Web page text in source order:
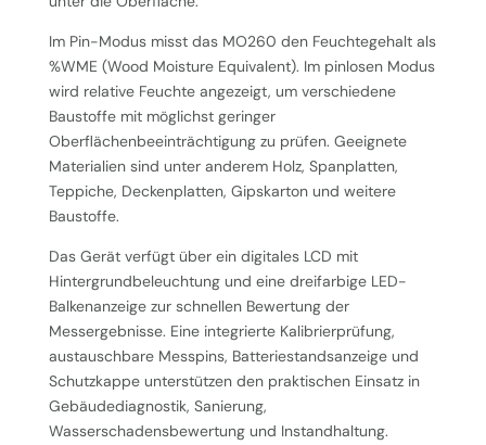
Im Pin-Modus misst das MO260 den Feuchtegehalt als
%WME (Wood Moisture Equivalent). Im pinlosen Modus
wird relative Feuchte angezeigt, um verschiedene
Baustoffe mit möglichst geringer
Oberflächenbeeinträchtigung zu prüfen. Geeignete
Materialien sind unter anderem Holz, Spanplatten,
Teppiche, Deckenplatten, Gipskarton und weitere
Baustoffe.
Das Gerät verfügt über ein digitales LCD mit
Hintergrundbeleuchtung und eine dreifarbige LED-
Balkenanzeige zur schnellen Bewertung der
Messergebnisse. Eine integrierte Kalibrierprüfung,
austauschbare Messpins, Batteriestandsanzeige und
Schutzkappe unterstützen den praktischen Einsatz in
Gebäudediagnostik, Sanierung,
Wasserschadensbewertung und Instandhaltung.